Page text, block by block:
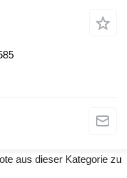
aus dieser Kategorie zu